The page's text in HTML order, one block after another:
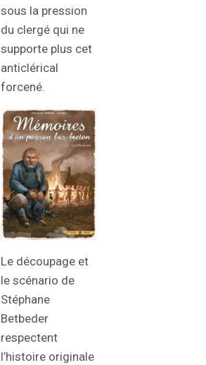
sous la pression
du clergé qui ne
supporte plus cet
anticlérical
forcené.
Le découpage et
le scénario de
Stéphane
Betbeder
respectent
l’histoire originale